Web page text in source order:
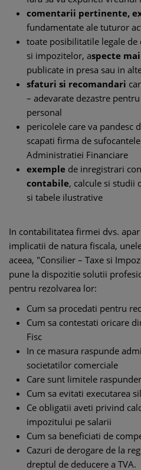
comentarii pertinente,
fundamentate ale tuturor
toate posibilitatile legale
si impozitelor, aspecte
publicate in presa sau in
sfaturi si recomandari
– adevarate dezastre
personal
pericolele care va pandesc
scapati firma de
Administratiei Financiare
exemple de inregistrari
contabile, calcule si studii
si tabele ilustrative
In contabilitatea firmei dvs.
implicatii de natura fiscala,
aceea, "Consilier – Taxe si
pune la dispozitie solutii
pentru rezolvarea lor:
Cum sa procedati pentru
Cum sa contestati oricare
Fisc
In ce masura raspunde
societatilor comerciale
Care sunt limitele
Cum sa evitati executarea
Ce obligatii aveti privind
impozitului pe salarii
Cum sa beneficiati de
Cazuri de derogare de la
dreptul de deducere a TVA.